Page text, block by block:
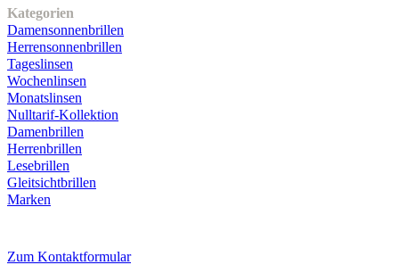
Kategorien
Damensonnenbrillen
Herrensonnenbrillen
Tageslinsen
Wochenlinsen
Monatslinsen
Nulltarif-Kollektion
Damenbrillen
Herrenbrillen
Lesebrillen
Gleitsichtbrillen
Marken
Zum Kontaktformular